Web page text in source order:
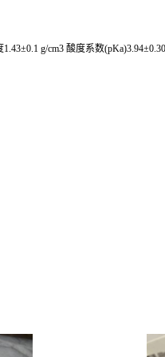
g/cm3 酸度系数(pKa)3.94±0.30